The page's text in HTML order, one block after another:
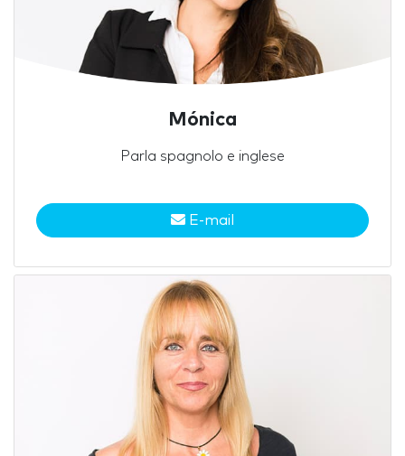
Mónica
Parla spagnolo e inglese
E-mail